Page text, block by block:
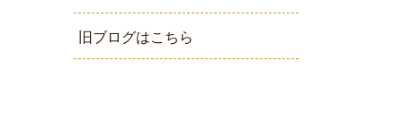
旧ブログはこちら